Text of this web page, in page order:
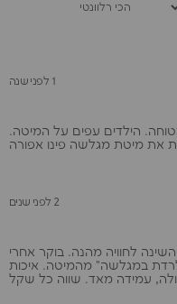
1 לפני שנה
הילדים עפים על המיטה.
את מיטת מגלשה פינו אפורה
2 לפני שנים
לחוויה מהנה. בוקר אחרי
במגלשה" מהמיטה. איכות